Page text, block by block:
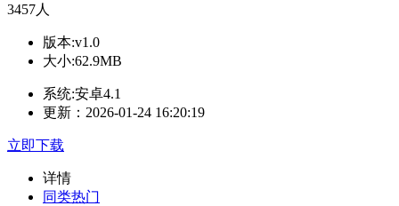
3457人
版本:v1.0
大小:62.9MB
系统:安卓4.1
更新：2026-01-24 16:20:19
立即下载
详情
同类热门